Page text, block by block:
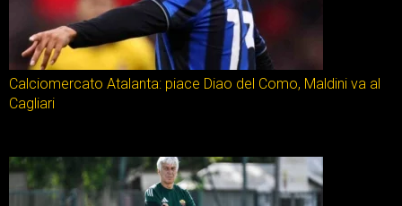
Calciomercato Atalanta: piace Diao del Como, Maldini va al
Cagliari